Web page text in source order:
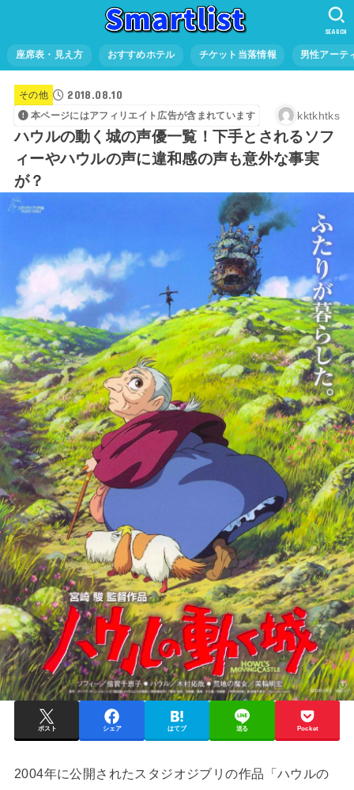
座席表・見え方 おすすめホテル チケット当落情報 男性アーテ
SEARCH
その他 2018.08.10
本ページにはアフィリエイト広告が含まれています kktkhtks
ハウルの動く城の声優一覧！下手とされるソフ
ィーやハウルの声に違和感の声も意外な事実
が？
ポスト シェア はてブ 送る Pocket
2004年に公開されたスタジオジブリの作品「ハウルの